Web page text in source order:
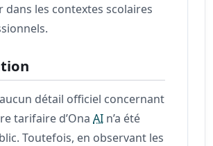
dans les contextes scolaires
détail officiel concernant
tarifaire d’OnaAI n’a été
Toutefois, en observant les